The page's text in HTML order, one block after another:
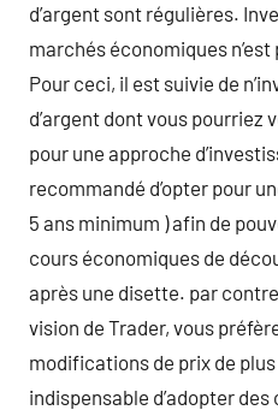
d’argent sont régulières.
marchés économiques
Pour ceci, il est suivie de
d’argent dont vous pourriez
pour une approche
recommandé d’opter pour
5 ans minimum ) afin de
cours économiques de
après une disette. par
vision de Trader, vous
modifications de prix de
indispensable d’adopter